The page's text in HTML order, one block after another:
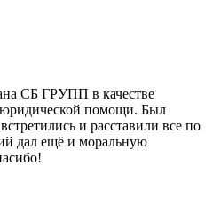
СБ ГРУПП в качестве
помощи. Был
и расставили все по
дал ещё и моральную